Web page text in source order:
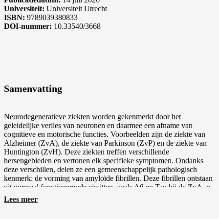
Universiteit: Universiteit Utrecht
ISBN: 9789039380833
DOI-nummer: 10.33540/3668
Samenvatting
Neurodegeneratieve ziekten worden gekenmerkt door het
geleidelijke verlies van neuronen en daarmee een afname van
cognitieve en motorische functies. Voorbeelden zijn de ziekte van
Alzheimer (ZvA), de ziekte van Parkinson (ZvP) en de ziekte van
Huntington (ZvH). Deze ziekten treffen verschillende
hersengebieden en vertonen elk specifieke symptomen. Ondanks
deze verschillen, delen ze een gemeenschappelijk pathologisch
kenmerk: de vorming van amyloïde fibrillen. Deze fibrillen ontstaan
uit normaal functionerende eiwitten, zoals Aβ en Tau bij de ZvA, α-
synucleïne bij de ZvP, en Huntingtine bij de ZvH, die een β-sheet-
rijke conformatie aannemen en opstapelen tot sterk geordende
Lees meer